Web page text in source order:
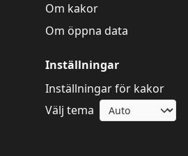
Om kakor
Om öppna data
Inställningar
Inställningar för kakor
Välj tema